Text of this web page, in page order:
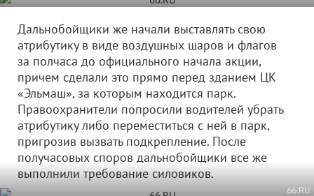
Дальнобойщики же начали выставлять свою
атрибутику в виде воздушных шаров и флагов
за полчаса до официального начала акции,
причем сделали это прямо перед зданием ЦК
«Эльмаш», за которым находится парк.
Правоохранители попросили водителей убрать
атрибутику либо переместиться с ней в парк,
пригрозив вызвать подкрепление. После
получасовых споров дальнобойщики все же
выполнили требование силовиков.
66.RU